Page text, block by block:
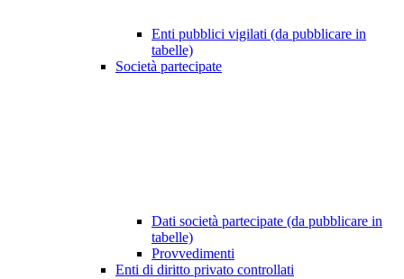
Enti pubblici vigilati (da pubblicare in
tabelle)
Società partecipate
Dati società partecipate (da pubblicare in
tabelle)
Provvedimenti
Enti di diritto privato controllati